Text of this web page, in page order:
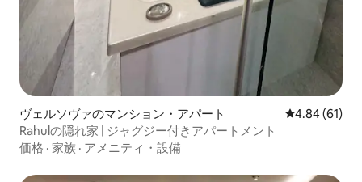
ヴェルソヴァのマンション・アパート レビュー61
4.84 (61)
Rahulの隠れ家 | ジャグジー付きアパートメント
価格 · 家族 · アメニティ・設備